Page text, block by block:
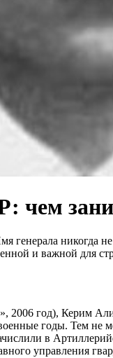
чем
никогда
и важной для
год), Керим
годы. Тем не
в
управления